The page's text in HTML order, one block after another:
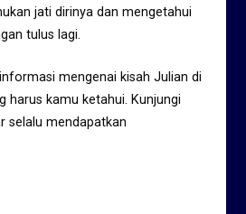
jati dirinya dan mengetahui
tulus lagi.
mengenai kisah Julian di
harus kamu ketahui. Kunjungi
selalu mendapatkan